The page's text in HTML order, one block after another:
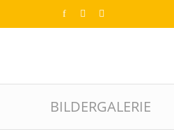
BILDERGALERIE